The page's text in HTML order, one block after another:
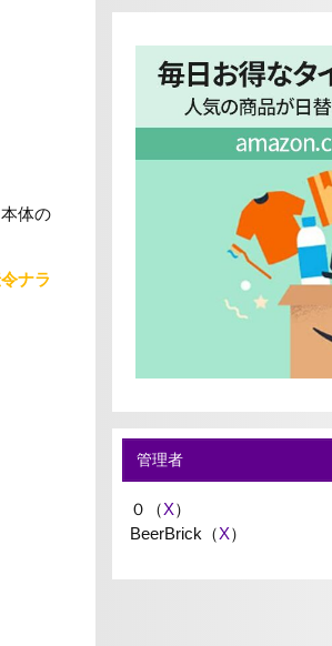
本体の
ナラ
管理者
０（X）
BeerBrick（X）